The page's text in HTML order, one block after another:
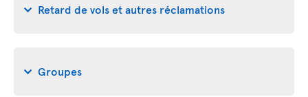
Retard de vols et autres réclamations
Groupes